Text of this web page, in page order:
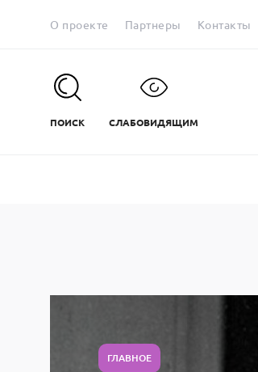
О проекте Партнеры Контакты
ПОИСК СЛАБОВИДЯЩИМ
ГЛАВНОЕ